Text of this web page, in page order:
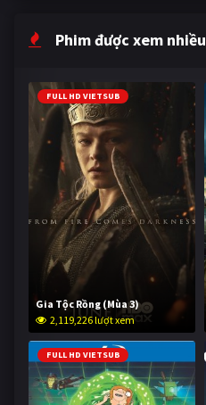
Phim được xem nhiều
FULL HD VIETSUB
Gia Tộc Rồng (Mùa 3)
2,119,226 lượt xem
FULL HD VIETSUB